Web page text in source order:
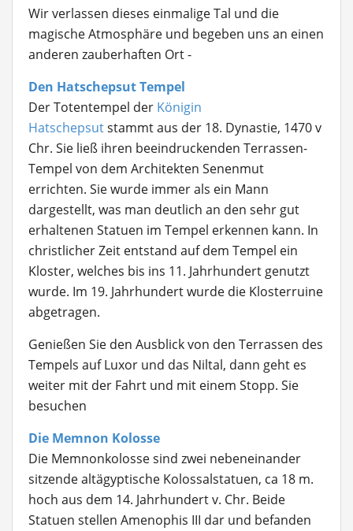
Wir verlassen dieses einmalige Tal und die
magische Atmosphäre und begeben uns an einen
anderen zauberhaften Ort -
Den Hatschepsut Tempel
Der Totentempel der Königin
Hatschepsutstammt aus der 18. Dynastie, 1470 v
Chr. Sie ließ ihren beeindruckenden Terrassen-
Tempel von dem Architekten Senenmut
errichten. Sie wurde immer als ein Mann
dargestellt, was man deutlich an den sehr gut
erhaltenen Statuen im Tempel erkennen kann. In
christlicher Zeit entstand auf dem Tempel ein
Kloster, welches bis ins 11. Jahrhundert genutzt
wurde. Im 19. Jahrhundert wurde die Klosterruine
abgetragen.
Genießen Sie den Ausblick von den Terrassen des
Tempels auf Luxor und das Niltal, dann geht es
weiter mit der Fahrt und mit einem Stopp. Sie
besuchen
Die Memnon Kolosse
Die Memnonkolossesind zwei nebeneinander
sitzende altägyptische Kolossalstatuen, ca 18 m.
hoch aus dem 14. Jahrhundert v. Chr. Beide
Statuen stellen Amenophis III dar und befanden